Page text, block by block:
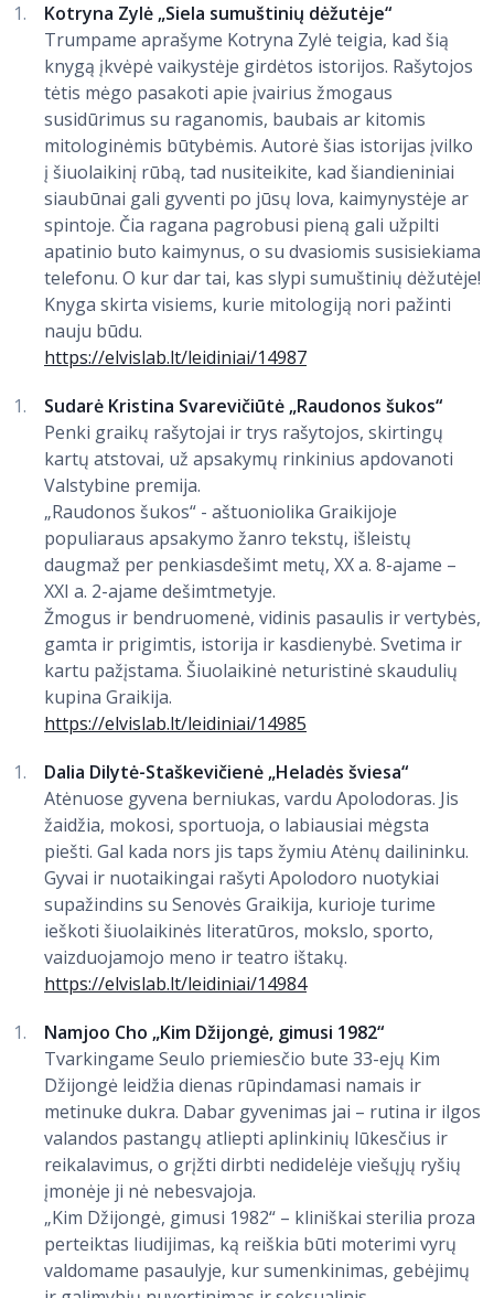
Kotryna Zylė „Siela sumuštinių dėžutėje“
Trumpame aprašyme Kotryna Zylė teigia, kad šią
knygą įkvėpė vaikystėje girdėtos istorijos. Rašytojos
tėtis mėgo pasakoti apie įvairius žmogaus
susidūrimus su raganomis, baubais ar kitomis
mitologinėmis būtybėmis. Autorė šias istorijas įvilko
į šiuolaikinį rūbą, tad nusiteikite, kad šiandieniniai
siaubūnai gali gyventi po jūsų lova, kaimynystėje ar
spintoje. Čia ragana pagrobusi pieną gali užpilti
apatinio buto kaimynus, o su dvasiomis susisiekiama
telefonu. O kur dar tai, kas slypi sumuštinių dėžutėje!
Knyga skirta visiems, kurie mitologiją nori pažinti
nauju būdu.
https://elvislab.lt/leidiniai/14987
Sudarė Kristina Svarevičiūtė „Raudonos šukos“
Penki graikų rašytojai ir trys rašytojos, skirtingų
kartų atstovai, už apsakymų rinkinius apdovanoti
Valstybine premija.
„Raudonos šukos“ - aštuoniolika Graikijoje
populiaraus apsakymo žanro tekstų, išleistų
daugmaž per penkiasdešimt metų, XX a. 8-ajame –
XXI a. 2-ajame dešimtmetyje.
Žmogus ir bendruomenė, vidinis pasaulis ir vertybės,
gamta ir prigimtis, istorija ir kasdienybė. Svetima ir
kartu pažįstama. Šiuolaikinė neturistinė skaudulių
kupina Graikija.
https://elvislab.lt/leidiniai/14985
Dalia Dilytė-Staškevičienė „Heladės šviesa“
Atėnuose gyvena berniukas, vardu Apolodoras. Jis
žaidžia, mokosi, sportuoja, o labiausiai mėgsta
piešti. Gal kada nors jis taps žymiu Atėnų dailininku.
Gyvai ir nuotaikingai rašyti Apolodoro nuotykiai
supažindins su Senovės Graikija, kurioje turime
ieškoti šiuolaikinės literatūros, mokslo, sporto,
vaizduojamojo meno ir teatro ištakų.
https://elvislab.lt/leidiniai/14984
Namjoo Cho „Kim Džijongė, gimusi 1982“
Tvarkingame Seulo priemiesčio bute 33-ejų Kim
Džijongė leidžia dienas rūpindamasi namais ir
metinuke dukra. Dabar gyvenimas jai – rutina ir ilgos
valandos pastangų atliepti aplinkinių lūkesčius ir
reikalavimus, o grįžti dirbti nedidelėje viešųjų ryšių
įmonėje ji nė nebesvajoja.
„Kim Džijongė, gimusi 1982“ – kliniškai sterilia proza
perteiktas liudijimas, ką reiškia būti moterimi vyrų
valdomame pasaulyje, kur sumenkinimas, gebėjimų